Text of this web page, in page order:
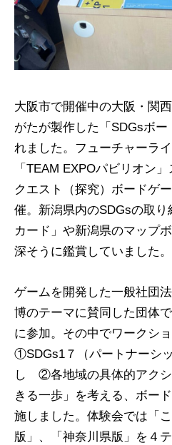
大阪市で開催中の大阪・関
がたが製作した「SDGsボ
れました。フューチャーラ
「TEAM EXPOパビリオン
クエスト（探究）ボードゲ
催。新潟県内のSDGsの取
カード」や新潟県のマップ
深そうに鑑賞していました。
ゲームを開発した一般社団
博のテーマに賛同した団体
に参加。その中でワークシ
①SDGs1７（パートナーシ
し ②各地域の具体的アク
きる一歩」を考える、ボー
施しました。体験会では「
版」、「神奈川県版」を４